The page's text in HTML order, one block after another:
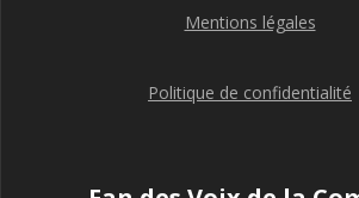
Mentions légales
Politique de confidentialité